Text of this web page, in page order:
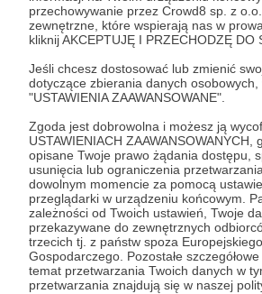
przechowywanie przez Crowd8 sp. z
zewnętrzne, które wspierają nas w
kliknij AKCEPTUJĘ I PRZECHODZĘ DO
Jeśli chcesz dostosować lub zmienić
dotyczące zbierania danych osobowych,
"USTAWIENIA ZAAWANSOWANE".
Zgoda jest dobrowolna i możesz ją
USTAWIENIACH ZAAWANSOWANYCH,
opisane Twoje prawo żądania dostępu,
usunięcia lub ograniczenia
dowolnym momencie za pomocą
przeglądarki w urządzeniu końcowym.
zależności od Twoich ustawień, Twoje
przekazywane do zewnętrznych
trzecich tj. z państw spoza
Gospodarczego. Pozostałe
temat przetwarzania Twoich danych w
przetwarzania znajdują się w naszej
Dołącz do grona
Wesprzyj działalność Autora
Smokiemjuż
Zostań